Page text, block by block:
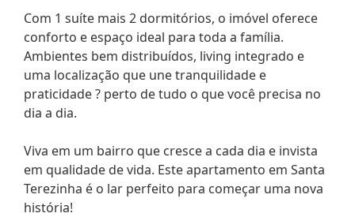
Com 1 suíte mais 2 dormitórios, o imóvel oferece
conforto e espaço ideal para toda a família.
Ambientes bem distribuídos, living integrado e
uma localização que une tranquilidade e
praticidade ? perto de tudo o que você precisa no
dia a dia.
Viva em um bairro que cresce a cada dia e invista
em qualidade de vida. Este apartamento em Santa
Terezinha é o lar perfeito para começar uma nova
história!